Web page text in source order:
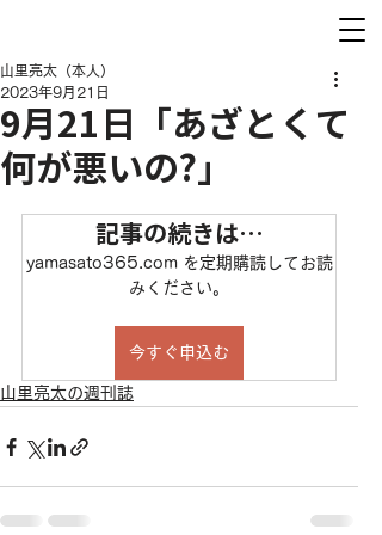
9月21日「あざとくて
何が悪いの?」
山里亮太（本人）
2023年9月21日
記事の続きは…
yamasato365.com を定期購読してお読
みください。
今すぐ申込む
山里亮太の週刊誌